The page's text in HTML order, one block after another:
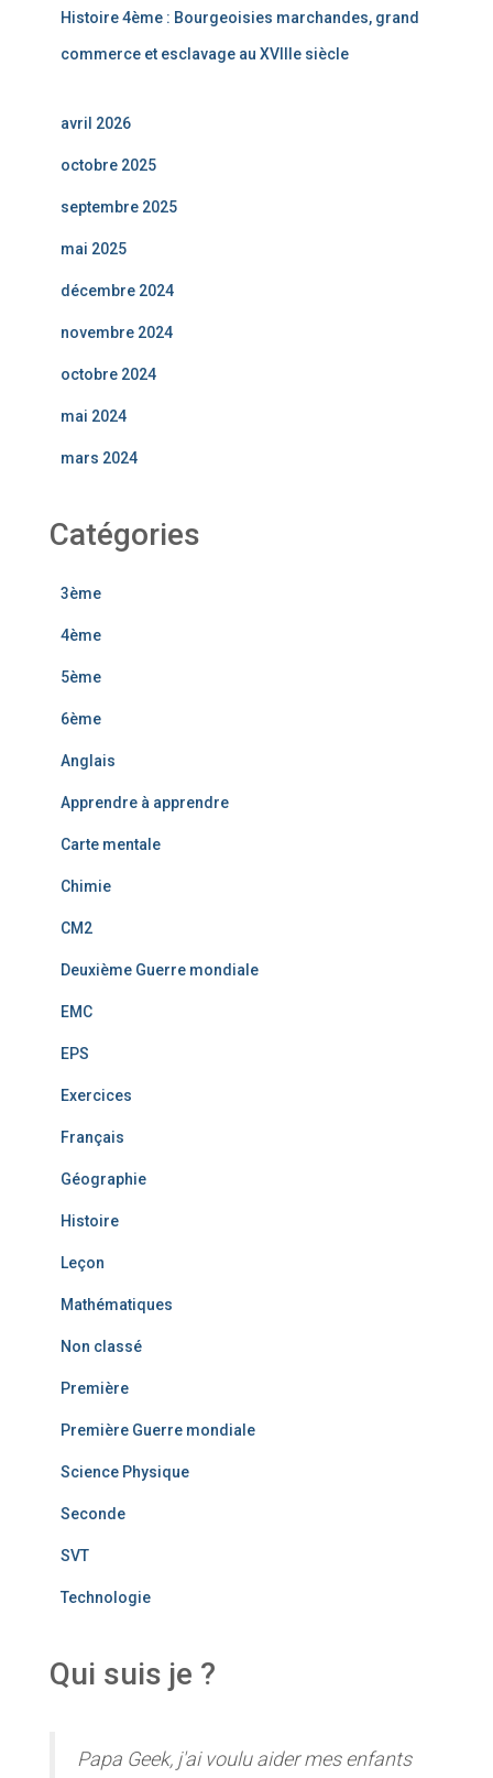
Histoire 4ème : Bourgeoisies marchandes, grand
commerce et esclavage au XVIIIe siècle
avril 2026
octobre 2025
septembre 2025
mai 2025
décembre 2024
novembre 2024
octobre 2024
mai 2024
mars 2024
Catégories
3ème
4ème
5ème
6ème
Anglais
Apprendre à apprendre
Carte mentale
Chimie
CM2
Deuxième Guerre mondiale
EMC
EPS
Exercices
Français
Géographie
Histoire
Leçon
Mathématiques
Non classé
Première
Première Guerre mondiale
Science Physique
Seconde
SVT
Technologie
Qui suis je ?
Papa Geek, j'ai voulu aider mes enfants